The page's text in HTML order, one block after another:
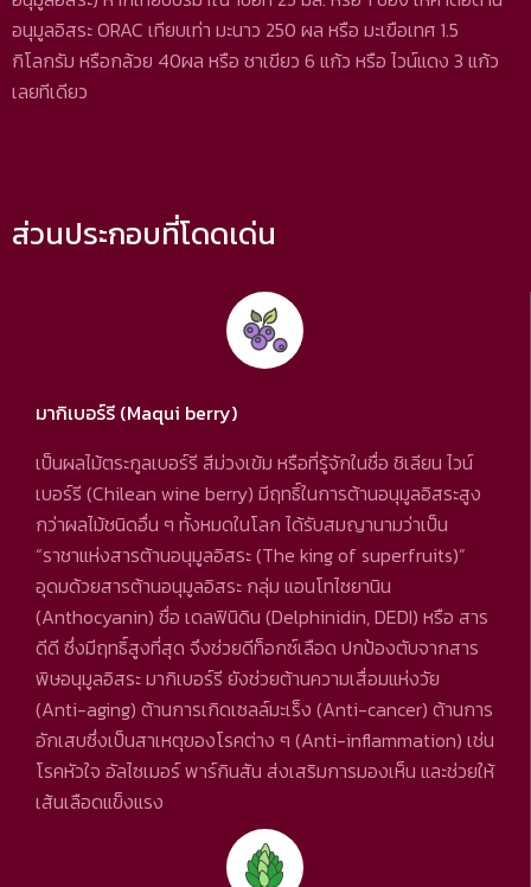
อนุมูลอิสระ ORAC เทียบเท่า มะนาว 250 ผล หรือ มะเขือเทศ 1.5
กิโลกรัม หรือกล้วย 40ผล หรือ ชาเขียว 6 แก้ว หรือ ไวน์แดง 3 แก้ว
เลยทีเดียว
ส่วนประกอบที่โดดเด่น
มากิเบอร์รี (Maqui berry)
เป็นผลไม้ตระกูลเบอร์รี สีม่วงเข้ม หรือที่รู้จักในชื่อ ชิเลียน ไวน์
เบอร์รี (Chilean wine berry) มีฤทธิ์ในการต้านอนุมูลอิสระสูง
กว่าผลไม้ชนิดอื่น ๆ ทั้งหมดในโลก ได้รับสมญานามว่าเป็น
“ราชาแห่งสารต้านอนุมูลอิสระ (The king of superfruits)”
อุดมด้วยสารต้านอนุมูลอิสระ กลุ่ม แอนโทไซยานิน
(Anthocyanin) ชื่อ เดลฟินิดิน (Delphinidin, DEDI) หรือ สาร
ดีดี ซึ่งมีฤทธิ์สูงที่สุด จึงช่วยดีท็อกซ์เลือด ปกป้องตับจากสาร
พิษอนุมูลอิสระ มากิเบอร์รี ยังช่วยต้านความเสื่อมแห่งวัย
(Anti-aging) ต้านการเกิดเซลล์มะเร็ง (Anti-cancer) ต้านการ
อักเสบซึ่งเป็นสาเหตุของโรคต่าง ๆ (Anti-inflammation) เช่น
โรคหัวใจ อัลไซเมอร์ พาร์กินสัน ส่งเสริมการมองเห็น และช่วยให้
เส้นเลือดแข็งแรง